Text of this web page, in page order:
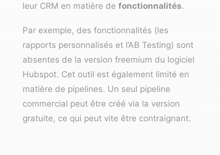
leur CRM en matière de fonctionnalités.
Par exemple, des fonctionnalités (les
rapports personnalisés et l’AB Testing) sont
absentes de la version freemium du logiciel
Hubspot. Cet outil est également limité en
matière de pipelines. Un seul pipeline
commercial peut être créé via la version
gratuite, ce qui peut vite être contraignant.